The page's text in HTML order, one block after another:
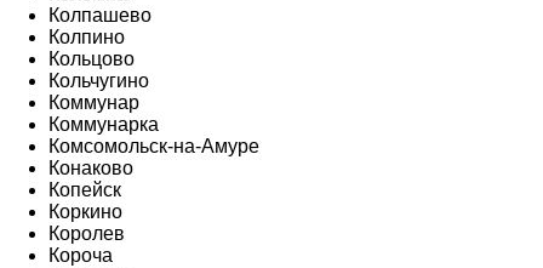
Колпашево
Колпино
Кольцово
Кольчугино
Коммунар
Коммунарка
Комсомольск-на-Амуре
Конаково
Копейск
Коркино
Королев
Короча